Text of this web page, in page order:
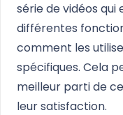
série de vidéos
différentes
comment les
spécifiques. Cela
meilleur parti de
leur satisfaction.